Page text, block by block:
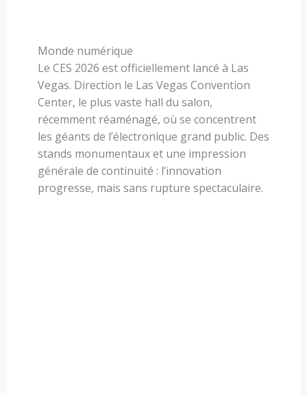
Monde numérique
Le CES 2026 est officiellement lancé à Las
Vegas. Direction le Las Vegas Convention
Center, le plus vaste hall du salon,
récemment réaménagé, où se concentrent
les géants de l’électronique grand public. Des
stands monumentaux et une impression
générale de continuité : l’innovation
progresse, mais sans rupture spectaculaire.